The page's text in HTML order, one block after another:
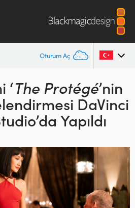
Oturum Aç
‘The Protégé’nin
DaVinci
Yapıldı